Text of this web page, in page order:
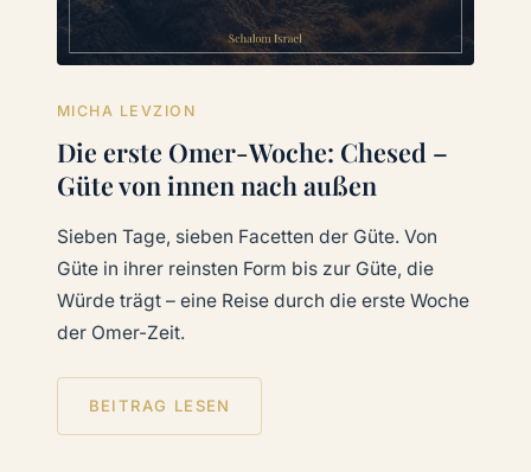
MICHA LEVZION
Die erste Omer-Woche: Chesed –
Güte von innen nach außen
Sieben Tage, sieben Facetten der Güte. Von
Güte in ihrer reinsten Form bis zur Güte, die
Würde trägt – eine Reise durch die erste Woche
der Omer-Zeit.
BEITRAG LESEN